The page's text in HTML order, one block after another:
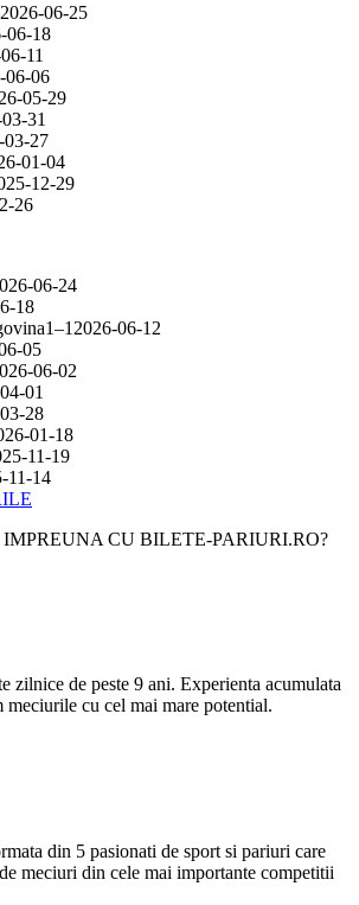
2026-06-25
06-18
11
06-06
05-29
31
03-27
01-04
12-29
26
06-24
18
1–1 2026-06-12
05
06-02
01
28
01-18
11-19
11-14
CU BILETE-PARIURI.RO?
zilnice de peste 9 ani. Experienta acumulata
meciurile cu cel mai mare potential.
din 5 pasionati de sport si pariuri care
meciuri din cele mai importante competitii